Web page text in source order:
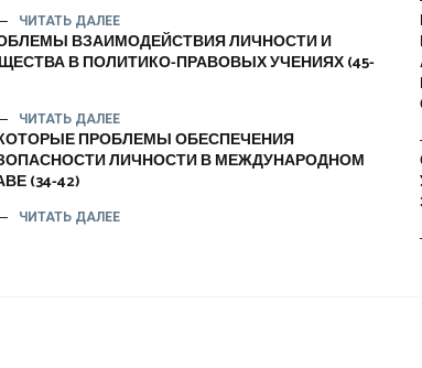
ЧИТАТЬ ДАЛЕЕ
ВЗАИМОДЕЙСТВИЯ ЛИЧНОСТИ И
В ПОЛИТИКО-ПРАВОВЫХ УЧЕНИЯХ (45-
ЧИТАТЬ ДАЛЕЕ
ПРОБЛЕМЫ ОБЕСПЕЧЕНИЯ
ЛИЧНОСТИ В МЕЖДУНАРОДНОМ
(34-42)
ЧИТАТЬ ДАЛЕЕ